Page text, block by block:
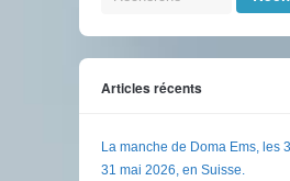
Articles récents
La manche de Doma Ems, les
31 mai 2026, en Suisse.